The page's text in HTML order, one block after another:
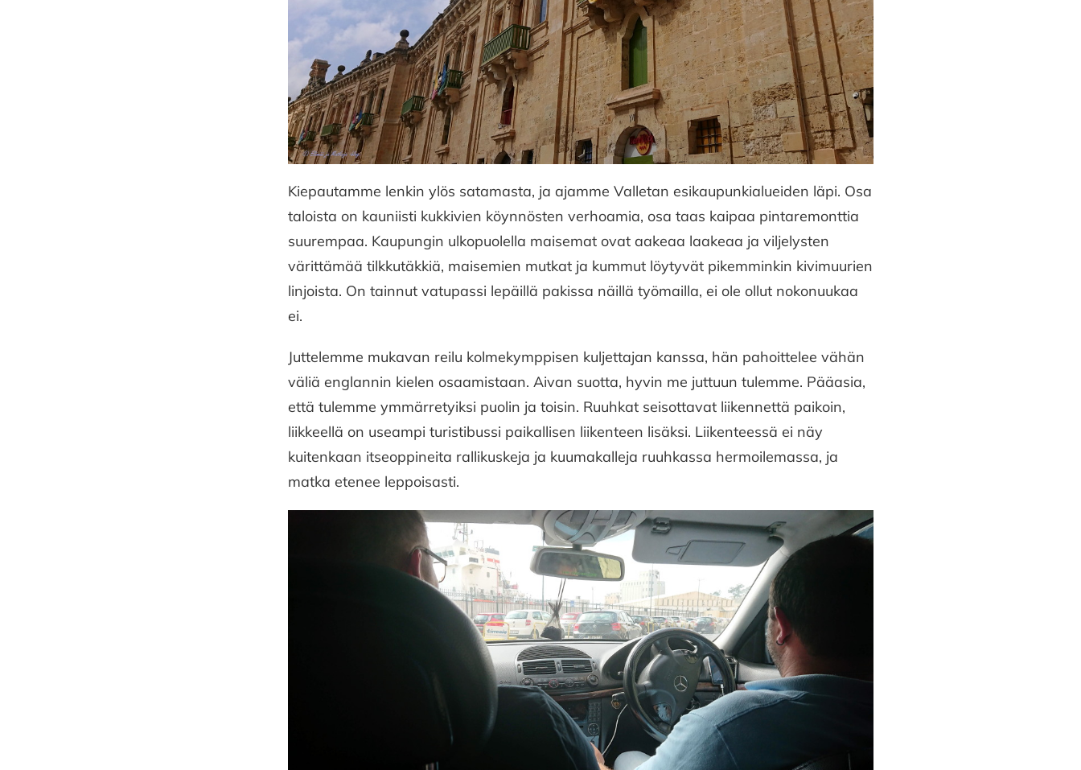
Kiepautamme lenkin ylös satamasta, ja ajamme Valletan esikaupunkialueiden läpi. Osa
taloista on kauniisti kukkivien köynnösten verhoamia, osa taas kaipaa pintaremonttia
suurempaa. Kaupungin ulkopuolella maisemat ovat aakeaa laakeaa ja viljelysten
värittämää tilkkutäkkiä, maisemien mutkat ja kummut löytyvät pikemminkin kivimuurien
linjoista. On tainnut vatupassi lepäillä pakissa näillä työmailla, ei ole ollut nokonuukaa
ei.
Juttelemme mukavan reilu kolmekymppisen kuljettajan kanssa, hän pahoittelee vähän
väliä englannin kielen osaamistaan. Aivan suotta, hyvin me juttuun tulemme. Pääasia,
että tulemme ymmärretyiksi puolin ja toisin. Ruuhkat seisottavat liikennettä paikoin,
liikkeellä on useampi turistibussi paikallisen liikenteen lisäksi. Liikenteessä ei näy
kuitenkaan itseoppineita rallikuskeja ja kuumakalleja ruuhkassa hermoilemassa, ja
matka etenee leppoisasti.